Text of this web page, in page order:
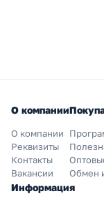
О компании
О компании
Реквизиты
Контакты
Вакансии
Обмен
Информация